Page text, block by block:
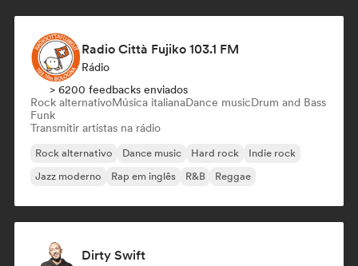
Radio Città Fujiko 103.1 FM
Rádio
> 6200 feedbacks enviados
Rock alternativoMúsica italianaDance musicDrum and Bass
Funk
Transmitir artistas na rádio
Rock alternativo Dance music Hard rock
Indie rock
Jazz moderno
Rap em inglês R&B Reggae
Dirty Swift